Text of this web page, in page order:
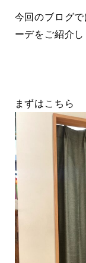
今回のブログ
ーデをご紹介し
まずはこちら